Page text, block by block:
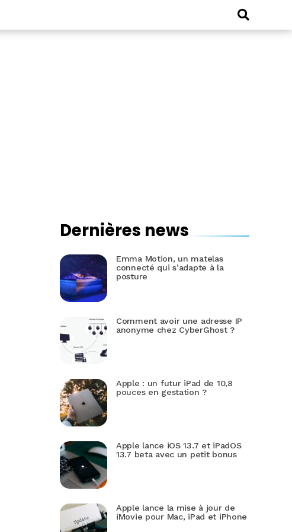
Dernières news
Emma Motion, un matelas
connecté qui s’adapte à la
posture
Comment avoir une adresse IP
anonyme chez CyberGhost ?
Apple : un futur iPad de 10,8
pouces en gestation ?
Apple lance iOS 13.7 et iPadOS
13.7 beta avec un petit bonus
Apple lance la mise à jour de
iMovie pour Mac, iPad et iPhone